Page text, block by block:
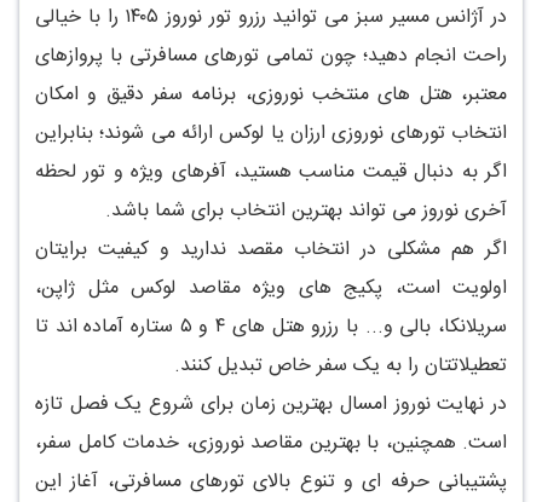
در آژانس مسیر سبز می توانید رزرو تور نوروز ۱۴۰۵ را با خیالی
راحت انجام دهید؛ چون تمامی تورهای مسافرتی با پروازهای
معتبر، هتل های منتخب نوروزی، برنامه سفر دقیق و امکان
انتخاب تورهای نوروزی ارزان یا لوکس ارائه می شوند؛ بنابراین
اگر به دنبال قیمت مناسب هستید، آفرهای ویژه و تور لحظه
آخری نوروز می تواند بهترین انتخاب برای شما باشد.
اگر هم مشکلی در انتخاب مقصد ندارید و کیفیت برایتان
اولویت است، پکیج های ویژه مقاصد لوکس مثل ژاپن،
سریلانکا، بالی و... با رزرو هتل های ۴ و ۵ ستاره آماده اند تا
تعطیلاتتان را به یک سفر خاص تبدیل کنند.
در نهایت نوروز امسال بهترین زمان برای شروع یک فصل تازه
است. همچنین، با بهترین مقاصد نوروزی، خدمات کامل سفر،
پشتیبانی حرفه ای و تنوع بالای تورهای مسافرتی، آغاز این